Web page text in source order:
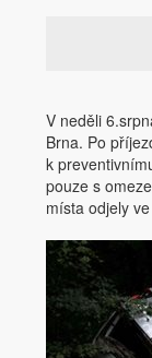
V neděli
Brna. Po
k
pouze s
místa odjely